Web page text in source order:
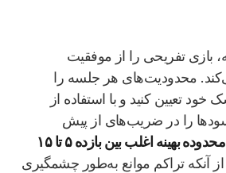
بازی تفریحی را از موفقیت
محدودیت‌های هر جلسه را
تعیین کنید و با استفاده از
سودها را در ضریب‌های از پیش
محدوده بهینه اغلب بین بازده ۵ تا ۱۵
آنکه تراکم موانع به‌طور چشمگیری